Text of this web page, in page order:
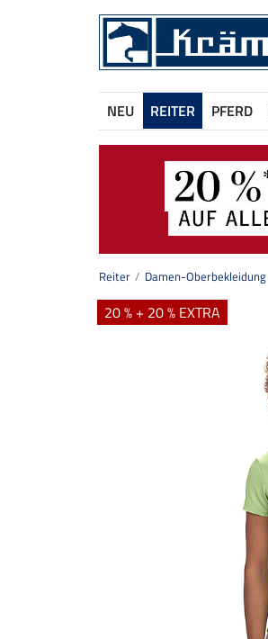
NEU REITER PFERD
Reiter Damen-Oberbekleidung
20 % + 20 % EXTRA